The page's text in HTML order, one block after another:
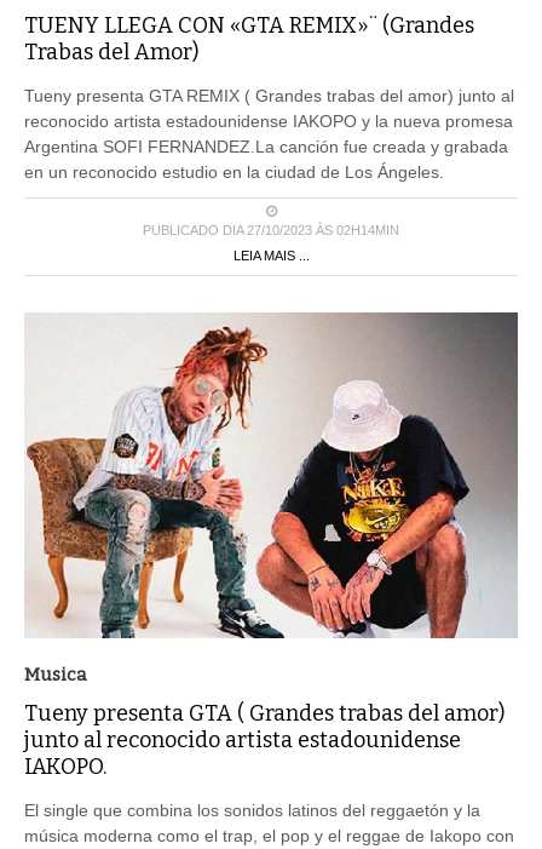
TUENY LLEGA CON «GTA REMIX»¨ (Grandes
Trabas del Amor)
Tueny presenta GTA REMIX ( Grandes trabas del amor) junto al
reconocido artista estadounidense IAKOPO y la nueva promesa
Argentina SOFI FERNANDEZ.La canción fue creada y grabada
en un reconocido estudio en la ciudad de Los Ángeles.
PUBLICADO DIA 27/10/2023 ÀS 02H14MIN
LEIA MAIS ...
Musica
Tueny presenta GTA ( Grandes trabas del amor)
junto al reconocido artista estadounidense
IAKOPO.
El single que combina los sonidos latinos del reggaetón y la
música moderna como el trap, el pop y el reggae de Iakopo con